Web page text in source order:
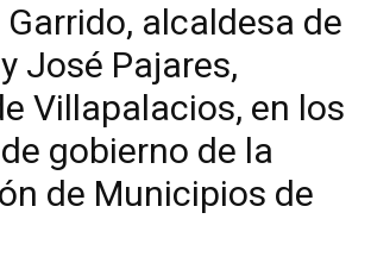
alcaldesa de
José Pajares,
Villapalacios, en los
gobierno de la
de Municipios de